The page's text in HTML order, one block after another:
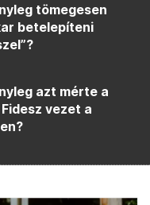
tömegesen
betelepíteni
azt mérte a
vezet a